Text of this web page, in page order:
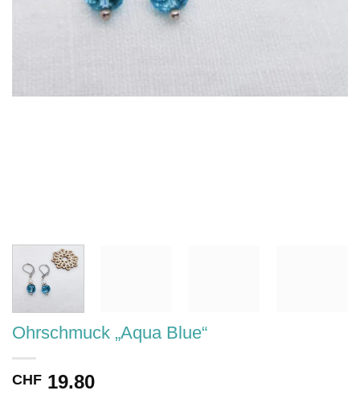
Ohrschmuck „Aqua Blue“
CHF 19.80